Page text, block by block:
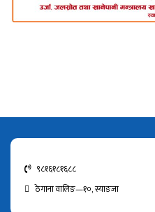
९८१६१८१६८८
ठेगाना वालिङ—१०, स्याङजा